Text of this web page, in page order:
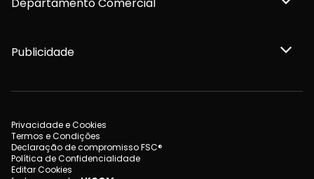
Publicidade
Privacidade e Cookies
Termos e Condições
Declaração de compromisso FSC®
Política de Confidencialidade
Editar Cookies